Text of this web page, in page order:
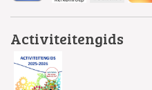
Activiteitengids